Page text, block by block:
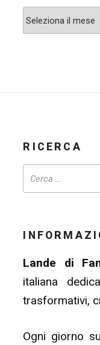
Archivi
RICERCA
Lande di
italiana
trasformativi,
Ogni giorno